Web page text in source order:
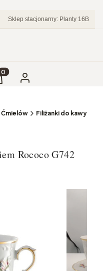
Sklep stacjonarny: Planty 16B
w koszyku: 0.
Zaloguj się
Ćmielów Filiżanki do kawy
Rococo G742